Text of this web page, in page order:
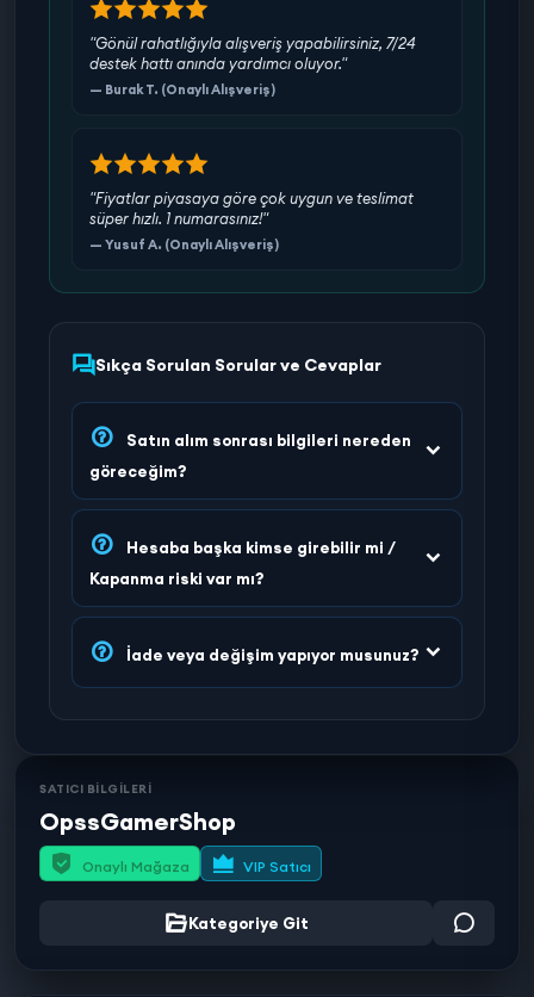
"Gönül rahatlığıyla alışveriş yapabilirsiniz, 7/24
destek hattı anında yardımcı oluyor."
— Burak T. (Onaylı Alışveriş)
"Fiyatlar piyasaya göre çok uygun ve teslimat
süper hızlı. 1 numarasınız!"
— Yusuf A. (Onaylı Alışveriş)
Sıkça Sorulan Sorular ve Cevaplar
Satın alım sonrası bilgileri nereden
göreceğim?
Hesaba başka kimse girebilir mi /
Kapanma riski var mı?
İade veya değişim yapıyor musunuz?
SATICI BİLGİLERİ
OpssGamerShop
Onaylı Mağaza VIP Satıcı
Kategoriye Git